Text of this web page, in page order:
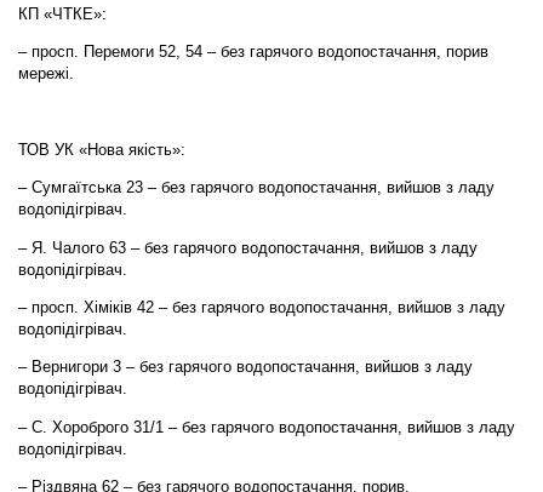
КП «ЧТКЕ»:
– просп. Перемоги 52, 54 – без гарячого водопостачання, порив
мережі.
ТОВ УК «Нова якість»:
– Сумгаїтська 23 – без гарячого водопостачання, вийшов з ладу
водопідігрівач.
– Я. Чалого 63 – без гарячого водопостачання, вийшов з ладу
водопідігрівач.
– просп. Хіміків 42 – без гарячого водопостачання, вийшов з ладу
водопідігрівач.
– Вернигори 3 – без гарячого водопостачання, вийшов з ладу
водопідігрівач.
– С. Хороброго 31/1 – без гарячого водопостачання, вийшов з ладу
водопідігрівач.
– Різдвяна 62 – без гарячого водопостачання, порив.